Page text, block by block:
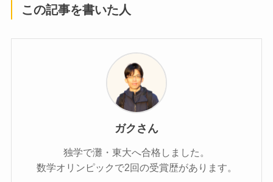
この記事を書いた人
ガクさん
独学で灘・東大へ合格しました。
数学オリンピックで2回の受賞歴があります。